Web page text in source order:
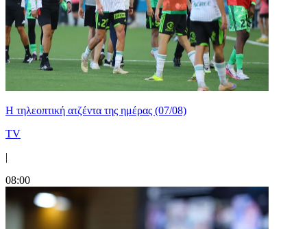
Η τηλεοπτική ατζέντα της ημέρας (07/08)
TV
|
08:00